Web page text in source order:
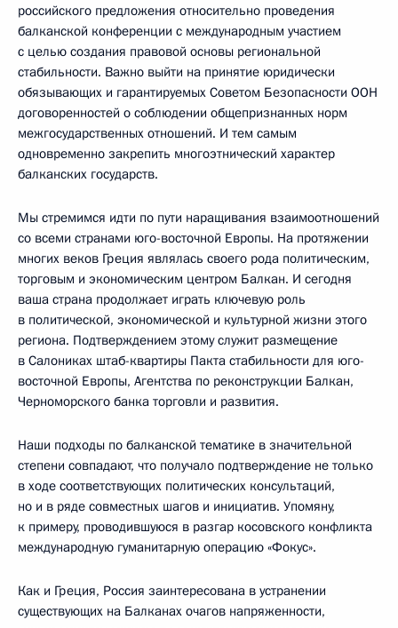
российского предложения относительно проведения
балканской конференции с международным участием
с целью создания правовой основы региональной
стабильности. Важно выйти на принятие юридически
обязывающих и гарантируемых Советом Безопасности ООН
договоренностей о соблюдении общепризнанных норм
межгосударственных отношений. И тем самым
одновременно закрепить многоэтнический характер
балканских государств.
Мы стремимся идти по пути наращивания взаимоотношений
со всеми странами юго-восточной Европы. На протяжении
многих веков Греция являлась своего рода политическим,
торговым и экономическим центром Балкан. И сегодня
ваша страна продолжает играть ключевую роль
в политической, экономической и культурной жизни этого
региона. Подтверждением этому служит размещение
в Салониках штаб-квартиры Пакта стабильности для юго-
восточной Европы, Агентства по реконструкции Балкан,
Черноморского банка торговли и развития.
Наши подходы по балканской тематике в значительной
степени совпадают, что получало подтверждение не только
в ходе соответствующих политических консультаций,
но и в ряде совместных шагов и инициатив. Упомяну,
к примеру, проводившуюся в разгар косовского конфликта
международную гуманитарную операцию «Фокус».
Как и Греция, Россия заинтересована в устранении
существующих на Балканах очагов напряженности,